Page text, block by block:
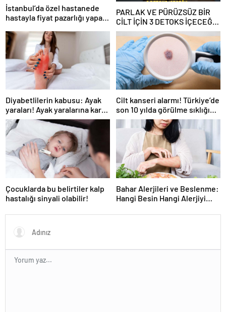
İstanbul’da özel hastanede
hastayla fiyat pazarlığı yapan
PARLAK VE PÜRÜZSÜZ BİR
CİLT İÇİN 3 DETOKS İÇECEĞİ!
Kolajen üretimini artırıyor! C
vitamini ile teni ışıl ışıl
yapıyor!
Diyabetlilerin kabusu: Ayak
yaraları! Ayak yaralarına karşı
8 önemli tavsiye
Cilt kanseri alarmı! Türkiye’de
son 10 yılda görülme sıklığı
arttı! Cilt kanserinde 10 risk
faktörüne dikkat! Cilt kanseri
belirtileri ve korunma
yöntemleri
Çocuklarda bu belirtiler kalp
hastalığı sinyali olabilir!
Bahar Alerjileri ve Beslenme:
Hangi Besin Hangi Alerjiyi